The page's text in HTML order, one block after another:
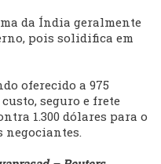
da Índia geralmente
pois solidifica em
oferecido a 975
seguro e frete
1.300 dólares para o
negociantes.